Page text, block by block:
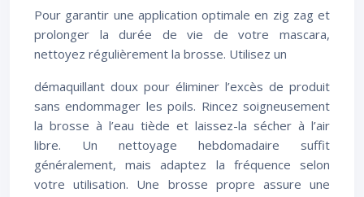
Pour garantir une application optimale en zig zag et
prolonger la durée de vie de votre mascara,
nettoyez régulièrement la brosse. Utilisez un
démaquillant doux pour éliminer l’excès de produit
sans endommager les poils. Rincez soigneusement
la brosse à l’eau tiède et laissez-la sécher à l’air
libre. Un nettoyage hebdomadaire suffit
généralement, mais adaptez la fréquence selon
votre utilisation. Une brosse propre assure une